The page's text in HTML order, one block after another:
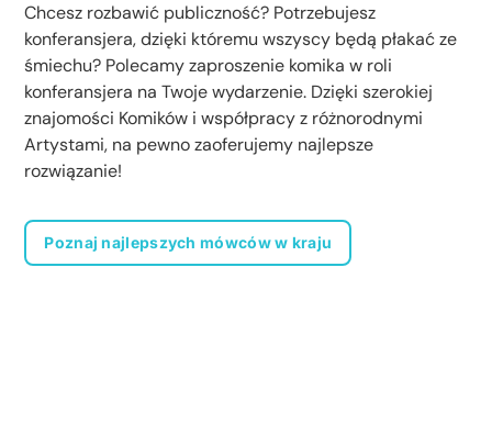
Chcesz rozbawić publiczność? Potrzebujesz
konferansjera, dzięki któremu wszyscy będą płakać ze
śmiechu? Polecamy zaproszenie komika w roli
konferansjera na Twoje wydarzenie. Dzięki szerokiej
znajomości Komików i współpracy z różnorodnymi
Artystami, na pewno zaoferujemy najlepsze
rozwiązanie!
Poznaj najlepszych mówców w kraju